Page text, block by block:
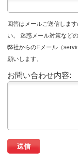
回答はメールご送信しま
い。 迷惑メール対策など
弊社からのEメール（
願いします。
お問い合わせ内容: